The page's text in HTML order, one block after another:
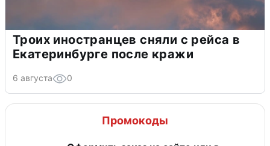
Троих иностранцев сняли с рейса в
Екатеринбурге после кражи
6 августа 0
Промокоды